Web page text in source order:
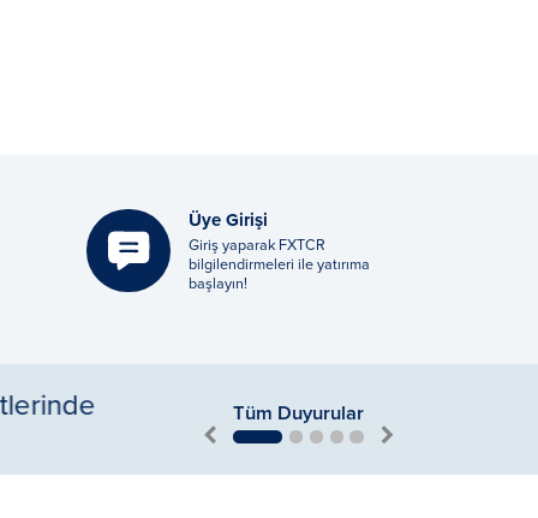
Üye Girişi
Giriş yaparak FXTCR
bilgilendirmeleri ile yatırıma
başlayın!
ABD Kış Saati
Tüm Duyurular
1 2 3 4 5